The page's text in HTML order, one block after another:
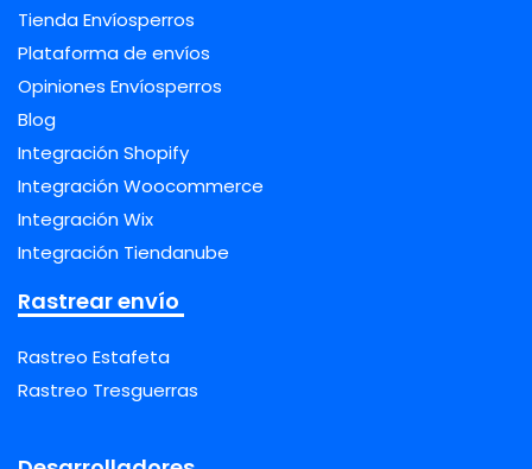
Tienda Envíosperros
Plataforma de envíos
Opiniones Envíosperros
Blog
Integración Shopify
Integración Woocommerce
Integración Wix
Integración Tiendanube
Rastrear envío
Rastreo Estafeta
Rastreo Tresguerras